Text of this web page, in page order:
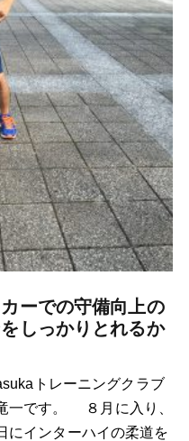
ーでの守備向上の
しっかりとれるか
トレーニングクラブ
一です。 ８月に入り、
にインターハイの柔道を